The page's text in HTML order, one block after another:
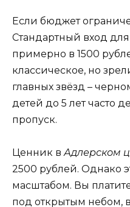
Если бюджет
Стандартный вход
примерно в 1500
классическое, но
главных звёзд –
детей до 5 лет часто
пропуск.
Ценник вАдлерском
2500 рублей. Однако
масштабом. Вы
под открытым небом,